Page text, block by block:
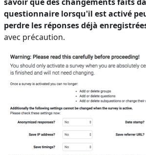
savoir que des changements faits
questionnaire lorsqu'il est activé
perdre les réponses déjà
avec précaution.